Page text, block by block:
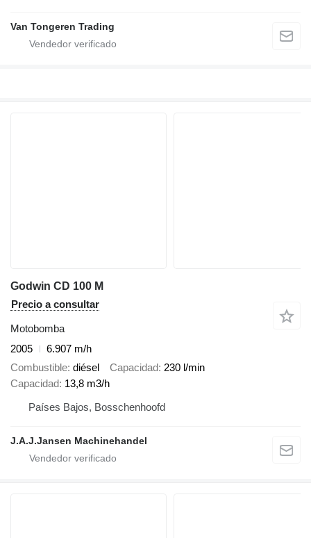
Van Tongeren Trading
Godwin CD 100 M
Precio a consultar
Motobomba
2005
6.907 m/h
Combustible diésel Capacidad 230 l/min
Capacidad 13,8 m3/h
Países Bajos, Bosschenhoofd
J.A.J.Jansen Machinehandel